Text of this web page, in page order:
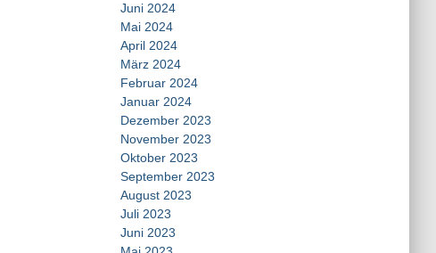
Juni 2024
Mai 2024
April 2024
März 2024
Februar 2024
Januar 2024
Dezember 2023
November 2023
Oktober 2023
September 2023
August 2023
Juli 2023
Juni 2023